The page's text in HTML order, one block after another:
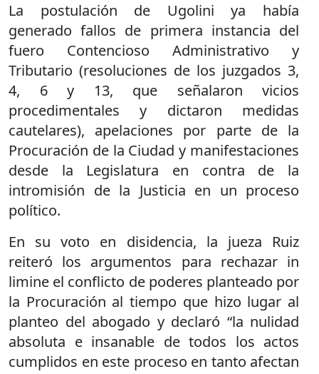
La postulación de Ugolini ya había
generado fallos de primera instancia del
fuero Contencioso Administrativo y
Tributario (resoluciones de los juzgados 3,
4, 6 y 13, que señalaron vicios
procedimentales y dictaron medidas
cautelares), apelaciones por parte de la
Procuración de la Ciudad y manifestaciones
desde la Legislatura en contra de la
intromisión de la Justicia en un proceso
político.
En su voto en disidencia, la jueza Ruiz
reiteró los argumentos para rechazar in
limine el conflicto de poderes planteado por
la Procuración al tiempo que hizo lugar al
planteo del abogado y declaró “la nulidad
absoluta e insanable de todos los actos
cumplidos en este proceso en tanto afectan